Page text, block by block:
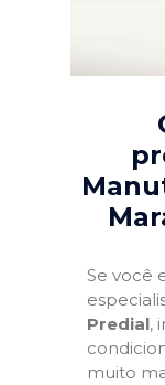
Se você
Predial,
muito